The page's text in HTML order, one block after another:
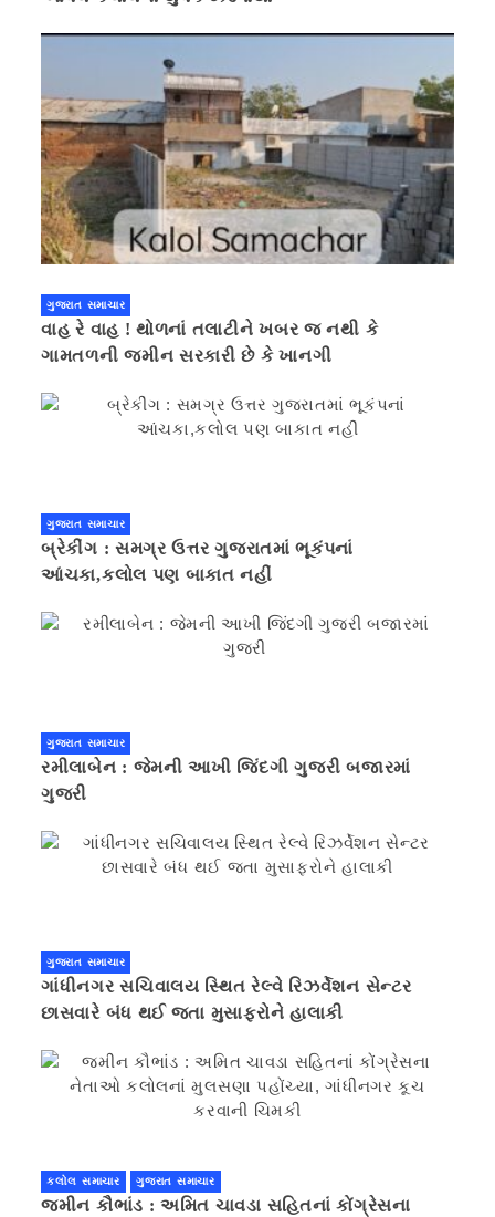
ગુજરાત સમાચાર
વાહ રે વાહ ! થોળનાં તલાટીને ખબર જ નથી કે
ગામતળની જમીન સરકારી છે કે ખાનગી
ગુજરાત સમાચાર
બ્રેકીંગ : સમગ્ર ઉત્તર ગુજરાતમાં ભૂકંપનાં
આંચકા,કલોલ પણ બાકાત નહીં
ગુજરાત સમાચાર
રમીલાબેન : જેમની આખી જિંદગી ગુજરી બજારમાં
ગુજરી
ગુજરાત સમાચાર
ગાંધીનગર સચિવાલય સ્થિત રેલ્વે રિઝર્વેશન સેન્ટર
છાસવારે બંધ થઈ જતા મુસાફરોને હાલાકી
કલોલ સમાચાર ગુજરાત સમાચાર
જમીન કૌભાંડ : અમિત ચાવડા સહિતનાં કોંગ્રેસના